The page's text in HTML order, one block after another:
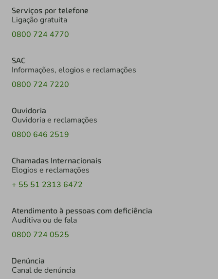
Serviços por telefone
Ligação gratuita
0800 724 4770
SAC
Informações, elogios e reclamações
0800 724 7220
Ouvidoria
Ouvidoria e reclamações
0800 646 2519
Chamadas Internacionais
Elogios e reclamações
+ 55 51 2313 6472
Atendimento à pessoas com deficiência
Auditiva ou de fala
0800 724 0525
Denúncia
Canal de denúncia